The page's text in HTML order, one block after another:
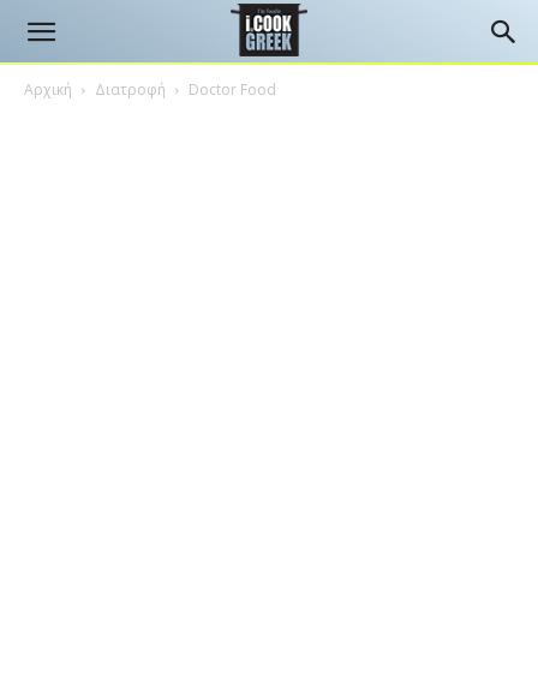
Αρχική Διατροφή Doctor Food